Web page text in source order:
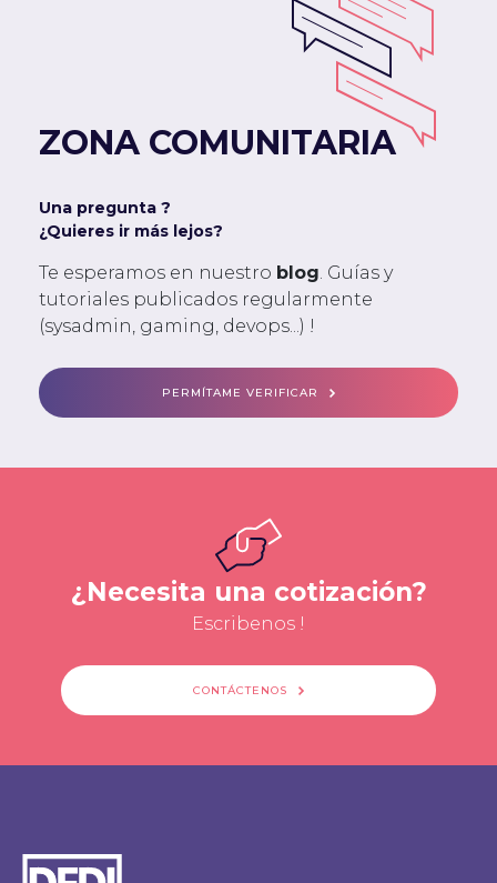
ZONA COMUNITARIA
Una pregunta ?
¿Quieres ir más lejos?
Te esperamos en nuestro blog. Guías y
tutoriales publicados regularmente
(sysadmin, gaming, devops...) !
PERMÍTAME VERIFICAR
¿Necesita una cotización?
Escribenos !
CONTÁCTENOS